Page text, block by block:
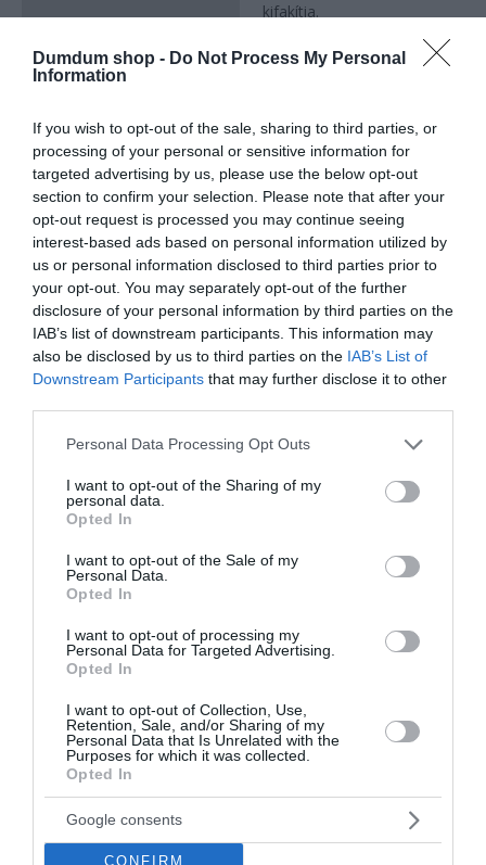
Dumdum shop - Do Not Process My Personal
Information
If you wish to opt-out of the sale, sharing to third parties, or
processing of your personal or sensitive information for
targeted advertising by us, please use the below opt-out
section to confirm your selection. Please note that after your
opt-out request is processed you may continue seeing
interest-based ads based on personal information utilized by
us or personal information disclosed to third parties prior to
your opt-out. You may separately opt-out of the further
disclosure of your personal information by third parties on the
IAB’s list of downstream participants. This information may
also be disclosed by us to third parties on the IAB’s List of
Downstream Participants that may further disclose it to other
Please note that this website/app uses one or more Google
not limited to your visit or usage behaviour. You may click to
grant or deny consent to Google and its third-party tags to
use your data for below specified purposes in below Google
consent section.
Personal Data Processing Opt Outs
I want to opt-out of the Sharing of my
personal data.
Opted In
I want to opt-out of the Sale of my
Personal Data.
Opted In
I want to opt-out of processing my
Personal Data for Targeted Advertising.
Opted In
I want to opt-out of Collection, Use,
Retention, Sale, and/or Sharing of my
Personal Data that Is Unrelated with the
Purposes for which it was collected.
Opted In
Google consents
CONFIRM
kifakítja.
A terméken látható minta
csak illusztráció.
tesszük középre
helyezve. Amennyiben
jobb vagy bal oldalra
szeretnéd a képet, akkor
a megrendelés
leadásakor jelezd.
Kapcsolódó termékek
10000 FT MINTÁS
PÉNZES BÖGRE
A LEGJOBB ÉVJÁRAT –
1968 ÉVSZÁMOS BÖGRE
0
5
OriginalCurrent
1.000 Ft.
Original
price
was:
2.000 Ft.
price
1.000 Ft.